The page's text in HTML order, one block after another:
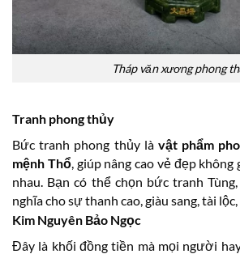
Tháp văn xương phong
Tranh phong thủy
Bức tranh phong thủy làvật phẩm
mệnh Thổ, giúp nâng cao vẻ đẹp không
nhau. Bạn có thể chọn bức tranh
nghĩa cho sự thanh cao, giàu sang, tài
Kim Nguyên Bảo Ngọc
Đây là khối đồng tiền mà mọi người